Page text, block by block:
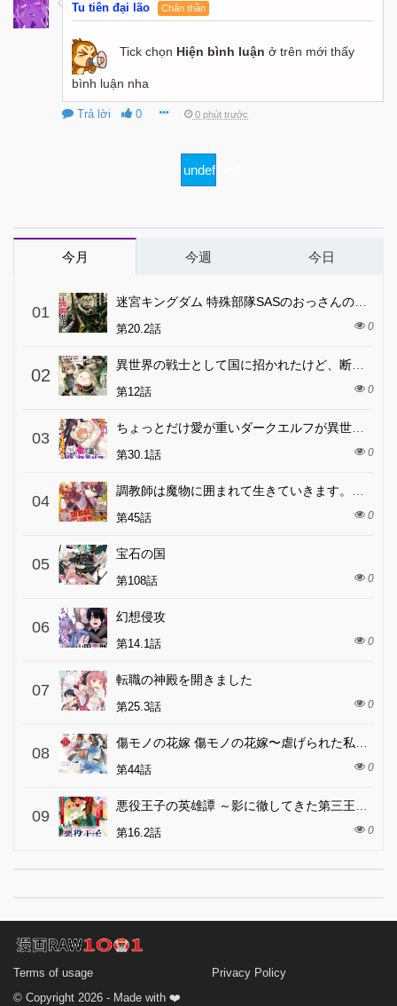
Tu tiên đại lão Chân thần
Tick chọn Hiện bình luận ở trên mới thấy
bình luận nha
Trả lời 0 0 phút trước
undefined
今月 今週 今日
01
第20.2話 0
02
第12話 0
03
第30.1話 0
04
第45話 0
05
宝石の国
第108話 0
06
幻想侵攻
第14.1話 0
07
転職の神殿を開きました
第25.3話 0
08
第44話 0
09
第16.2話 0
Terms of usage
Privacy Policy
© Copyright 2026 - Made with ❤️